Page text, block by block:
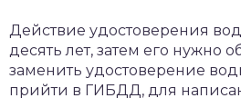
Действие удостоверения
десять лет, затем его нужно
заменить удостоверение
прийти в ГИБДД, для